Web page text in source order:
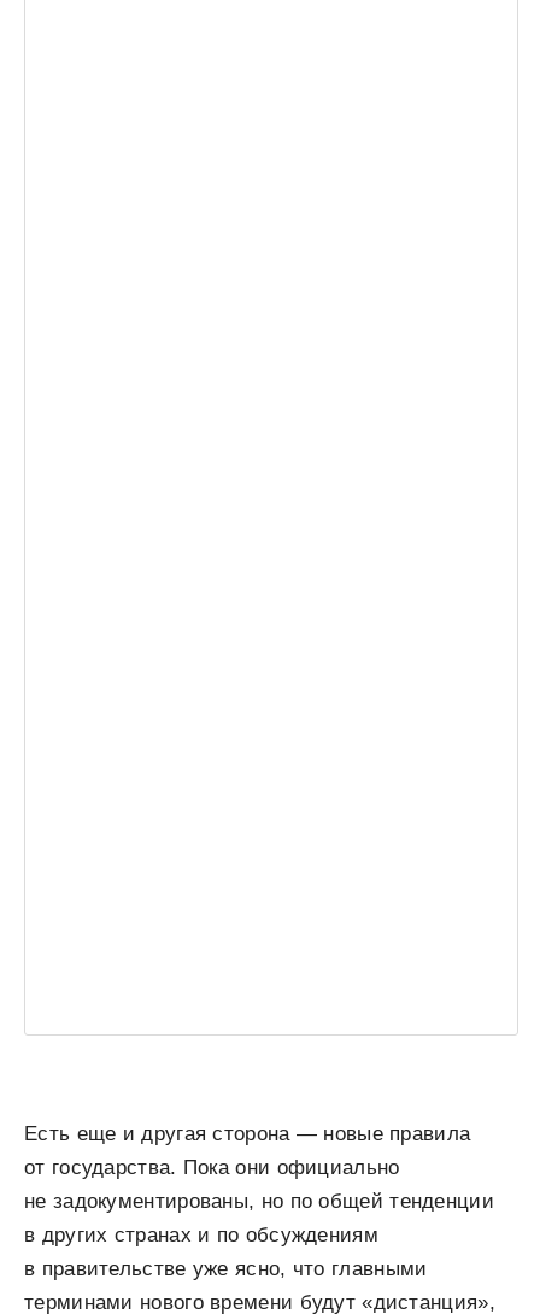
Есть еще и другая сторона — новые правила
от государства. Пока они официально
не задокументированы, но по общей тенденции
в других странах и по обсуждениям
в правительстве уже ясно, что главными
терминами нового времени будут «дистанция»,